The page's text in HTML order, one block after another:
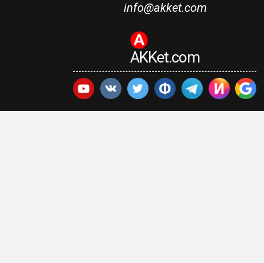
info@akket.com
AKKet.com